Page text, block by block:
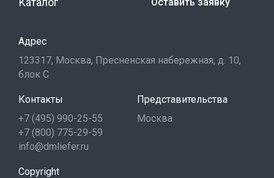
Адрес
123317, Москва, Пресненская набережная, д. 10,
блок С
Контакты
+7 (495) 990-25-55
+7 (800) 775-29-59
info@dmliefer.ru
Представительства
Москва
Copyright